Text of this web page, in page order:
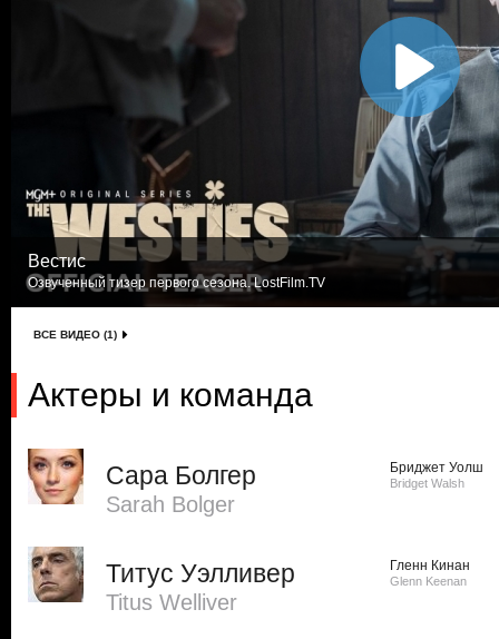
Вестис
Озвученный тизер первого сезона. LostFilm.TV
ВСЕ ВИДЕО (1)
Актеры и команда
Сара Болгер
Sarah Bolger
Бриджет Уолш
Bridget Walsh
Титус Уэлливер
Titus Welliver
Гленн Кинан
Glenn Keenan